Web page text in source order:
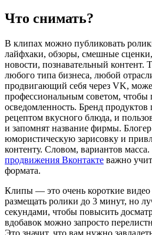
Что снимать?
В клипах можно публиковать
лайфхаки, обзоры, смешные
новости, познавательный контент.
любого типа бизнеса, любой
продвигающий себя через VK,
профессиональным советом, чтобы
осведомленность. Бренд продуктов
рецептом вкусного блюда, и
и запомнят название фирмы.
юмористическую зарисовку и
контенту. Словом, вариантов
продвижения Вконтакте важно
формата.
Клипы — это очень короткие видео
размещать ролики до 3 минут, но
секундами, чтобы повысить
вдобавок можно запросто